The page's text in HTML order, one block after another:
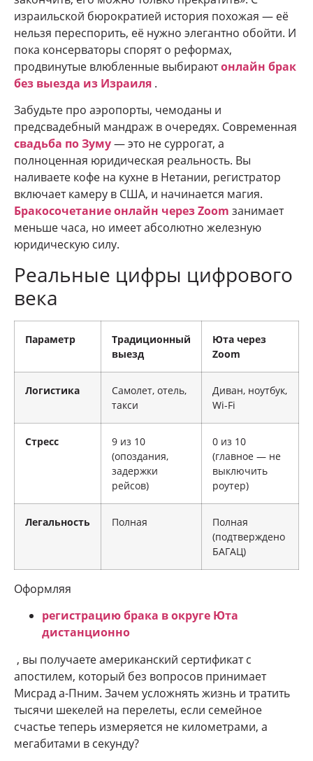
израильской бюрократией история похожая — её
нельзя переспорить, её нужно элегантно обойти. И
пока консерваторы спорят о реформах,
продвинутые влюбленные выбираютонлайн брак
без выезда из Израиля .
Забудьте про аэропорты, чемоданы и
предсвадебный мандраж в очередях. Современная
свадьба по Зуму— это не суррогат, а
полноценная юридическая реальность. Вы
наливаете кофе на кухне в Нетании, регистратор
включает камеру в США, и начинается магия.
Бракосочетание онлайн через Zoom занимает
меньше часа, но имеет абсолютно железную
юридическую силу.
Реальные цифры цифрового
века
Параметр
Традиционный
выезд
Юта через
Zoom
Логистика
Самолет, отель,
такси
Диван, ноутбук,
Wi-Fi
Стресс
9 из 10
(опоздания,
задержки
рейсов)
0 из 10
(главное — не
выключить
роутер)
Легальность Полная
Полная
(подтверждено
БАГАЦ)
Оформляя
регистрацию брака в округе Юта
дистанционно
, вы получаете американский сертификат с
апостилем, который без вопросов принимает
Мисрад а-Пним. Зачем усложнять жизнь и тратить
тысячи шекелей на перелеты, если семейное
счастье теперь измеряется не километрами, а
мегабитами в секунду?